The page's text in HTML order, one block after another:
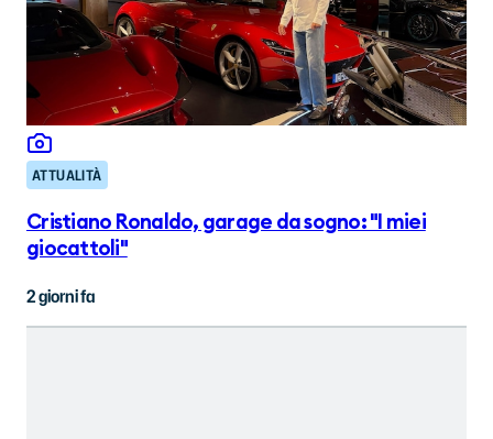
ATTUALITÀ
Cristiano Ronaldo, garage da sogno: "I miei
giocattoli"
2 giorni fa